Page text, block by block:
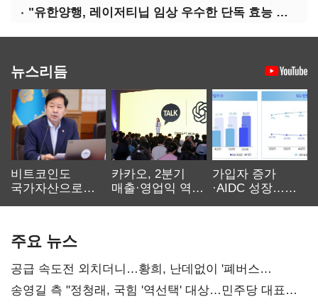
"유한양행, 레이저티닙 임상 우수한 단독 효능 입증"-대신
뉴스리듬
비트코인도
국가자산으로…'
카카오, 2분기
매출·영업익 역대
가입자 증가
·AIDC 성장…
주요 뉴스
공급 속도전 외치더니…황희, 난데없이 '폐버스
리모델링' 제안
송영길 측 "정청래, 국힘 '역선택' 대상…민주당 대표로